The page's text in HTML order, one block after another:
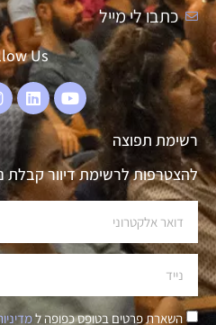
כתבו לי מייל
Us
רשימת תפוצה
להצטרפות לרשימת דיוור קבלת
השארת פרטים בטופס כפופה ל